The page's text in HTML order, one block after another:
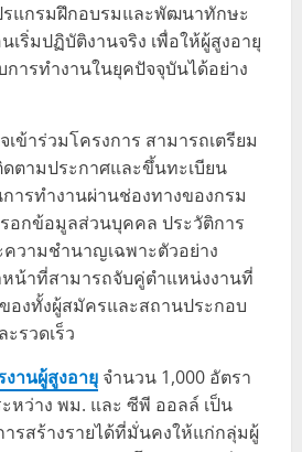
รแกรมฝึกอบรมและพัฒนาทักษะ
ริ่มปฏิบัติงานจริง เพื่อให้ผู้สูงอายุ
การทำงานในยุคปัจจุบันได้อย่าง
ข้าร่วมโครงการ สามารถเตรียม
ตามประกาศและขึ้นทะเบียน
ารทำงานผ่านช่องทางของกรม
อกข้อมูลส่วนบุคคล ประวัติการ
วามชำนาญเฉพาะตัวอย่าง
หน้าที่สามารถจับคู่ตำแหน่งงานที่
องทั้งผู้สมัครและสถานประกอบ
รวดเร็ว
านผู้สูงอายุ จำนวน 1,000 อัตรา
หว่าง พม. และ ซีพี ออลล์ เป็น
รสร้างรายได้ที่มั่นคงให้แก่กลุ่มผู้